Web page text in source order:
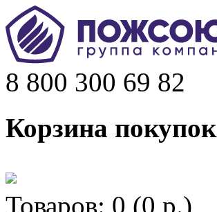
8 800 300 69 82
Корзина покупок
Товаров: 0 (0 р.)